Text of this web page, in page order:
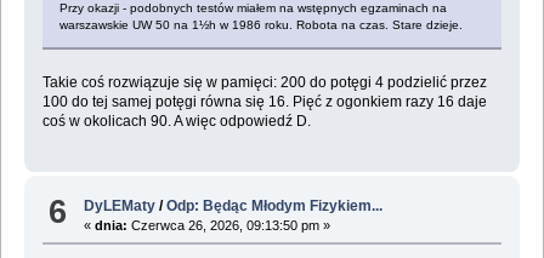
Przy okazji - podobnych testów miałem na wstępnych egzaminach na
warszawskie UW 50 na 1½h w 1986 roku. Robota na czas. Stare dzieje.
Takie coś rozwiązuje się w pamięci: 200 do potęgi 4 podzielić przez
100 do tej samej potęgi równa się 16. Pięć z ogonkiem razy 16 daje
coś w okolicach 90. A więc odpowiedź D.
6 DyLEMaty /Odp: Będąc Młodym Fizykiem...
«dnia: Czerwca 26, 2026, 09:13:50 pm »